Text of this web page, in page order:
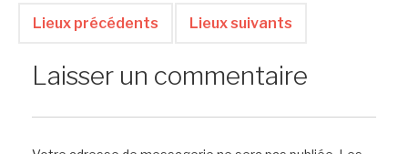
Lieux précédents Lieux suivants
Laisser un commentaire